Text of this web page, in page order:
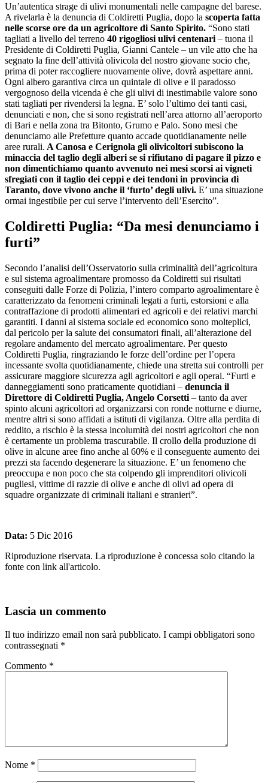
Un’autentica strage di ulivi monumentali nelle campagne del barese.
A rivelarla è la denuncia di Coldiretti Puglia, dopo la scoperta fatta
nelle scorse ore da un agricoltore di Santo Spirito. “Sono stati
tagliati a livello del terreno 40 rigogliosi ulivi centenari – tuona il
Presidente di Coldiretti Puglia, Gianni Cantele – un vile atto che ha
segnato la fine dell’attività olivicola del nostro giovane socio che,
prima di poter raccogliere nuovamente olive, dovrà aspettare anni.
Ogni albero garantiva circa un quintale di olive e il paradosso
vergognoso della vicenda è che gli ulivi di inestimabile valore sono
stati tagliati per rivendersi la legna. E’ solo l’ultimo dei tanti casi,
denunciati e non, che si sono registrati nell’area attorno all’aeroporto
di Bari e nella zona tra Bitonto, Grumo e Palo. Sono mesi che
denunciamo alle Prefetture quanto accade quotidianamente nelle
aree rurali. A Canosa e Cerignola gli olivicoltori subiscono la
minaccia del taglio degli alberi se si rifiutano di pagare il pizzo e
non dimentichiamo quanto avvenuto nei mesi scorsi ai vigneti
sfregiati con il taglio dei ceppi e dei tendoni in provincia di
Taranto, dove vivono anche il ‘furto’ degli ulivi. E’ una situazione
ormai ingestibile per cui serve l’intervento dell’Esercito”.
Coldiretti Puglia: “Da mesi denunciamo i
furti”
Secondo l’analisi dell’Osservatorio sulla criminalità dell’agricoltura
e sul sistema agroalimentare promosso da Coldiretti sui risultati
conseguiti dalle Forze di Polizia, l’intero comparto agroalimentare è
caratterizzato da fenomeni criminali legati a furti, estorsioni e alla
contraffazione di prodotti alimentari ed agricoli e dei relativi marchi
garantiti. I danni al sistema sociale ed economico sono molteplici,
dal pericolo per la salute dei consumatori finali, all’alterazione del
regolare andamento del mercato agroalimentare. Per questo
Coldiretti Puglia, ringraziando le forze dell’ordine per l’opera
incessante svolta quotidianamente, chiede una stretta sui controlli per
assicurare maggiore sicurezza agli agricoltori e agli operai. “Furti e
danneggiamenti sono praticamente quotidiani – denuncia il
Direttore di Coldiretti Puglia, Angelo Corsetti – tanto da aver
spinto alcuni agricoltori ad organizzarsi con ronde notturne e diurne,
mentre altri si sono affidati a istituti di vigilanza. Oltre alla perdita di
reddito, a rischio è la stessa incolumità dei nostri agricoltori che non
è certamente un problema trascurabile. Il crollo della produzione di
olive in alcune aree fino anche al 60% e il conseguente aumento dei
prezzi sta facendo degenerare la situazione. E’ un fenomeno che
preoccupa e non poco che sta colpendo gli imprenditori olivicoli
pugliesi, vittime di razzie di olive e anche di olivi ad opera di
squadre organizzate di criminali italiani e stranieri”.
Data: 5 Dic 2016
Riproduzione riservata. La riproduzione è concessa solo citando la
fonte con link all'articolo.
Lascia un commento
Il tuo indirizzo email non sarà pubblicato. I campi obbligatori sono
contrassegnati *
Commento *
Nome *